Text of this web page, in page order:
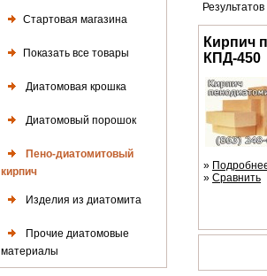
Стартовая магазина
Показать все товары
Диатомовая крошка
Диатомовый порошок
Пено-диатомитовый
кирпич
Изделия из диатомита
Прочие диатомовые
материалы
Кирпич
КПД-450
»
» Сравнить